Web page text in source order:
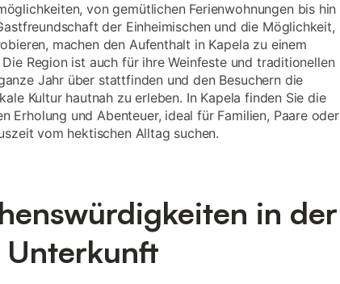
von gemütlichen Ferienwohnungen bis hin
der Einheimischen und die Möglichkeit,
machen den Aufenthalt in Kapela zu einem
Region ist auch für ihre Weinfeste und traditionellen
Jahr über stattfinden und den Besuchern die
Kultur hautnah zu erleben. In Kapela finden Sie die
Erholung und Abenteuer, ideal für Familien, Paare oder
vom hektischen Alltag suchen.
in der
Unterkunft